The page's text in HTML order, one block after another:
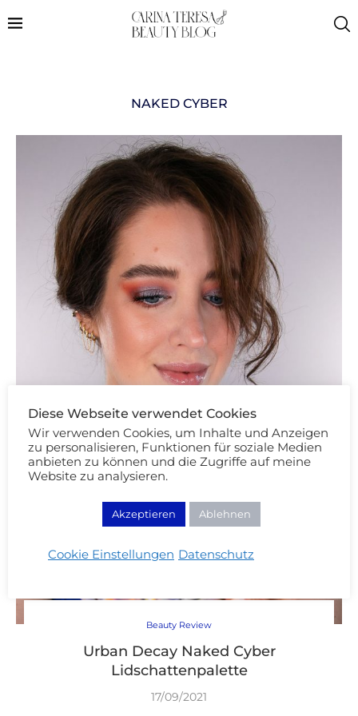
NAKED CYBER
Beauty Review
Urban Decay Naked Cyber
Lidschattenpalette
17/09/2021
Diese Webseite verwendet Cookies
Wir verwenden Cookies, um Inhalte und Anzeigen
zu personalisieren, Funktionen für soziale Medien
anbieten zu können und die Zugriffe auf meine
Website zu analysieren.
Akzeptieren Ablehnen
Cookie Einstellungen Datenschutz